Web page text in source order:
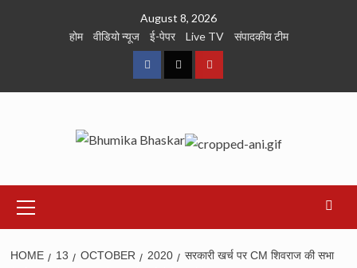
August 8, 2026
होम
वीडियो न्यूज ई-पेपर Live TV संपादकीय टीम
FacebookTwitterYoutube
Menu
HOME 13 OCTOBER 2020
सरकारी खर्च पर CM शिवराज की सभा